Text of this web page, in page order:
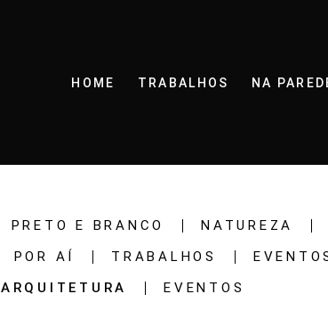
HOME TRABALHOS NA
PRETO E BRANCO NATUREZA
POR AÍ TRABALHOS
ARQUITETURA
EVENTOS